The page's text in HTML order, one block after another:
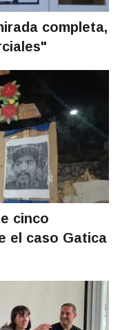
completa,
cinco
el caso Gatica